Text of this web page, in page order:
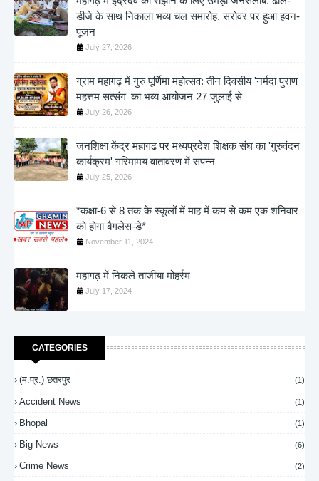
डीजे के साथ निकाला भव्य चल समारोह, सरोवर पर हुआ हवन-
पूजन
July 27, 2026
ग्राम महागढ़ में गुरु पूर्णिमा महोत्सव: तीन दिवसीय 'नर्मदा पुराण
महत्तम सत्संग' का भव्य आयोजन 27 जुलाई से
July 26, 2026
जनशिक्षा केंद्र महागढ पर मध्यप्रदेश शिक्षक संघ का 'गुरुवंदन
कार्यक्रम' गरिमामय वातावरण में संपन्न
July 25, 2026
*कक्षा-6 से 8 तक के स्कूलों में माह में कम से कम एक शनिवार
को होगा बैगलेस-डे*
November 11, 2024
महागढ़ में निकले ताजीया मोहर्रम
July 17, 2024
CATEGORIES
(म.प्र.) छतरपुर (1)
Accident News (1)
Bhopal (1)
Big News (6)
Crime News (2)